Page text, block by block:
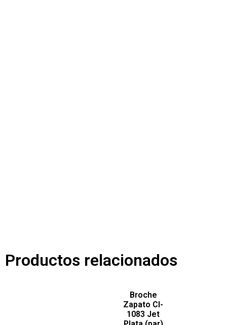
Productos relacionados
Broche
Zapato Cl-
1083 Jet